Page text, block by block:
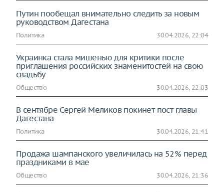
Путин пообещал внимательно следить за новым
руководством Дагестана
Политика 30.04.2026, 22:04
Украинка стала мишенью для критики после
приглашения российских знаменитостей на свою
свадьбу
Общество 30.04.2026, 22:03
В сентябре Сергей Меликов покинет пост главы
Дагестана
Политика 30.04.2026, 21:41
Продажа шампанского увеличилась на 52% перед
праздниками в мае
Общество 30.04.2026, 21:36